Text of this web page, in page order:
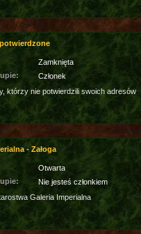
Zamknięta
Członek
którzy nie potwierdzili swoich adresów
- Załoga
Otwarta
Nie jesteś członkiem
Galeria Imperialna